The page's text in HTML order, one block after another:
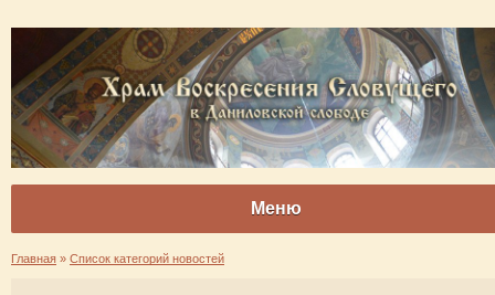
Меню
Главная » Список категорий новостей